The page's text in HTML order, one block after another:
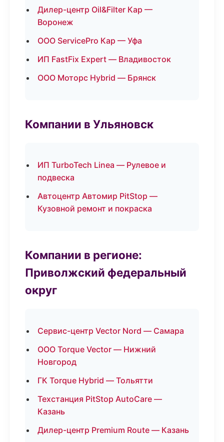
Дилер-центр Oil&Filter Кар —
Воронеж
ООО ServicePro Кар — Уфа
ИП FastFix Expert — Владивосток
ООО Моторс Hybrid — Брянск
Компании в Ульяновск
ИП TurboTech Linea — Рулевое и
подвеска
Автоцентр Автомир PitStop —
Кузовной ремонт и покраска
Компании в регионе:
Приволжский федеральный
округ
Сервис-центр Vector Nord — Самара
ООО Torque Vector — Нижний
Новгород
ГК Torque Hybrid — Тольятти
Техстанция PitStop AutoCare —
Казань
Дилер-центр Premium Route — Казань